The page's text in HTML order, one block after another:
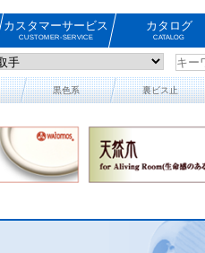
カスタマーサービス
CUSTOMER-SERVICE
カタログ
CATALOG
黒色系 裏ビス止